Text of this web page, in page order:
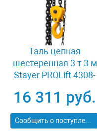
Таль цепная
шестеренная 3 т 3 м
Stayer PROLift 4308-
16 311 руб.
Сообщить о поступлении